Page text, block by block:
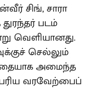
சிங், சாரா
படம்
வெளியானது.
செல்லும்
அமைந்த
வரவேற்பைப்